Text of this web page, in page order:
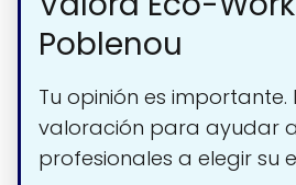
Poblenou
Tu opinión es importante.
valoración para ayudar
profesionales a elegir su